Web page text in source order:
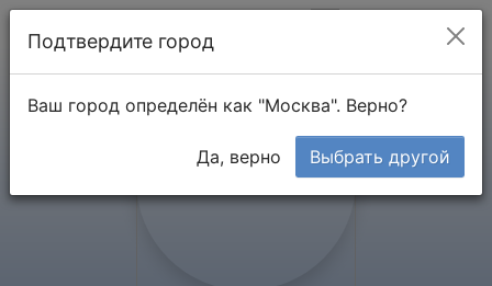
Подтвердите город
Ваш город определён как "Москва". Верно?
Да, верно Выбрать другой